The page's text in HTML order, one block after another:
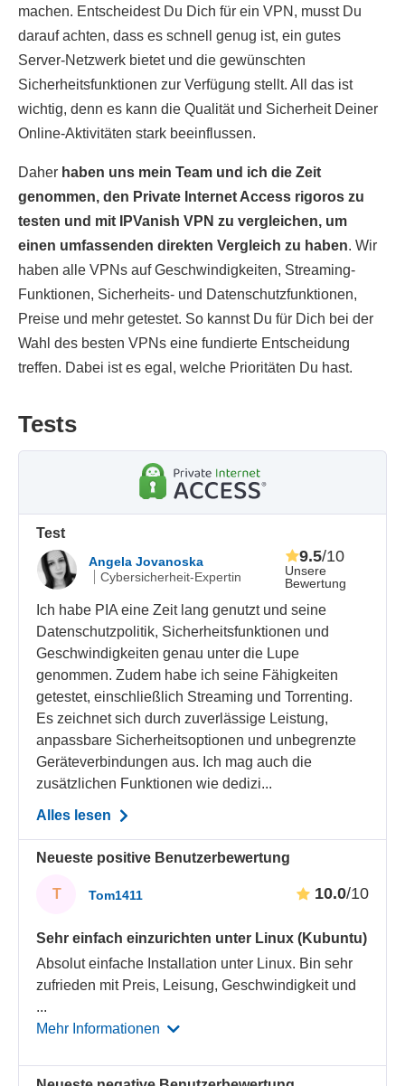
machen. Entscheidest Du Dich für ein VPN, musst Du
darauf achten, dass es schnell genug ist, ein gutes
Server-Netzwerk bietet und die gewünschten
Sicherheitsfunktionen zur Verfügung stellt. All das ist
wichtig, denn es kann die Qualität und Sicherheit Deiner
Online-Aktivitäten stark beeinflussen.
Daher haben uns mein Team und ich die Zeit
genommen, den Private Internet Access rigoros zu
testen und mit IPVanish VPN zu vergleichen, um
einen umfassenden direkten Vergleich zu haben. Wir
haben alle VPNs auf Geschwindigkeiten, Streaming-
Funktionen, Sicherheits- und Datenschutzfunktionen,
Preise und mehr getestet. So kannst Du für Dich bei der
Wahl des besten VPNs eine fundierte Entscheidung
treffen. Dabei ist es egal, welche Prioritäten Du hast.
Tests
Test
Angela Jovanoska
Cybersicherheit-Expertin
Unsere
Bewertung
9.5/10
Ich habe PIA eine Zeit lang genutzt und seine
Datenschutzpolitik, Sicherheitsfunktionen und
Geschwindigkeiten genau unter die Lupe
genommen. Zudem habe ich seine Fähigkeiten
getestet, einschließlich Streaming und Torrenting.
Es zeichnet sich durch zuverlässige Leistung,
anpassbare Sicherheitsoptionen und unbegrenzte
Geräteverbindungen aus. Ich mag auch die
zusätzlichen Funktionen wie dedizi...
Alles lesen
Neueste positive Benutzerbewertung
T Tom1411 10.0/10
Sehr einfach einzurichten unter Linux (Kubuntu)
Absolut einfache Installation unter Linux. Bin sehr
zufrieden mit Preis, Leisung, Geschwindigkeit und
...
Mehr Informationen